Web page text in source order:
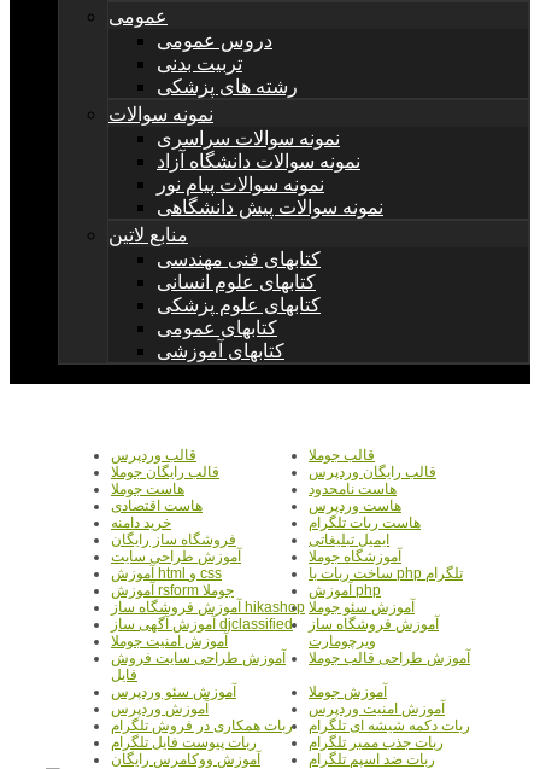
عمومی
دروس عمومی
تربیت بدنی
رشته های پزشکی
نمونه سوالات
نمونه سوالات سراسری
نمونه سوالات دانشگاه آزاد
نمونه سوالات پیام نور
نمونه سوالات پیش دانشگاهی
منابع لاتین
کتابهای فنی مهندسی
کتابهای علوم انسانی
کتابهای علوم پزشکی
کتابهای عمومی
کتابهای آموزشی
قالب جوملا
قالب وردپرس
قالب رایگان وردپرس
قالب رایگان جوملا
هاست نامحدود
هاست جوملا
هاست وردپرس
هاست اقتصادی
هاست ربات تلگرام
خرید دامنه
ایمیل تبلیغاتی
فروشگاه ساز رایگان
آموزشگاه جوملا
آموزش طراحی سایت
ساخت ربات با php تلگرام
آموزش html و css
آموزش php
آموزش rsform جوملا
آموزش سئو جوملا آموزش فروشگاه ساز hikashop
آموزش فروشگاه ساز
ویرچومارت
آموزش آگهی ساز djclassified
آموزش امنیت جوملا
آموزش طراحی قالب جوملا
آموزش طراحی سایت فروش
فایل
آموزش جوملا
آموزش سئو وردپرس
آموزش امنیت وردپرس
آموزش وردپرس
ربات دکمه شیشه ای تلگرام
ربات همکاری در فروش تلگرام
ربات جذب ممبر تلگرام
ربات پیوست فایل تلگرام
ربات ضد اسپم تلگرام
آموزش ووکامرس رایگان